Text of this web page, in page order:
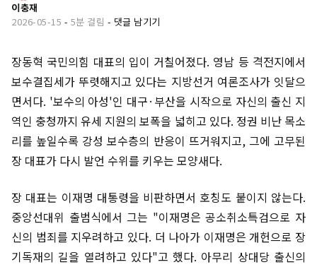
이충재
2026-05-15 - 5분 걸림 - 댓글 남기기
장동혁 국민의힘 대표의 입이 거칠어졌다. 영남 등 격전지에서
보수결집세가 뚜렷해지고 있다는 지방선거 여론조사가 잇달으
면서다. '보수의 아성'인 대구·부산을 시작으로 자신의 출신 지
역인 충청까지 유세 지원의 보폭을 넓히고 있다. 정권 비난 목소
리를 높일수록 강성 보수층의 반응이 뜨거워지고, 그에 고무된
장 대표가 다시 발언 수위를 키우는 모양새다.
장 대표는 이재명 대통령을 비판하면서 호칭도 붙이지 않는다.
중앙선대위 출범식에서 그는 "이재명은 공소취소특검으로 자
신의 범죄를 지우려하고 있다. 더 나아가 이재명은 개헌으로 장
기독재의 길을 열려하고 있다"고 했다. 아무리 상대당 출신의